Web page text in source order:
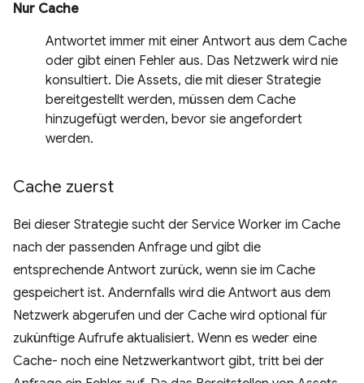
Nur Cache
Antwortet immer mit einer Antwort aus dem Cache
oder gibt einen Fehler aus. Das Netzwerk wird nie
konsultiert. Die Assets, die mit dieser Strategie
bereitgestellt werden, müssen dem Cache
hinzugefügt werden, bevor sie angefordert
werden.
Cache zuerst
Bei dieser Strategie sucht der Service Worker im Cache
nach der passenden Anfrage und gibt die
entsprechende Antwort zurück, wenn sie im Cache
gespeichert ist. Andernfalls wird die Antwort aus dem
Netzwerk abgerufen und der Cache wird optional für
zukünftige Aufrufe aktualisiert. Wenn es weder eine
Cache- noch eine Netzwerkantwort gibt, tritt bei der